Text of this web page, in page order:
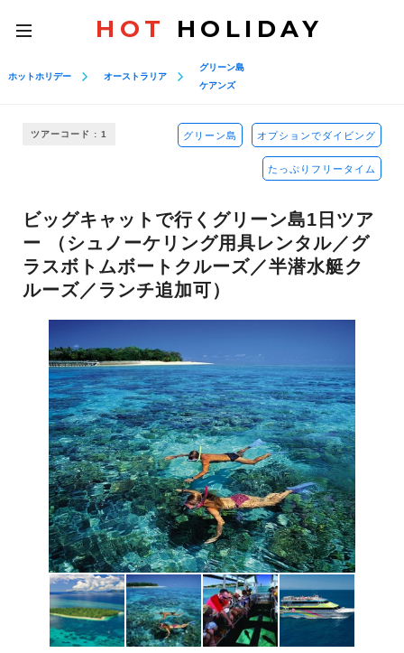
toggle
navigation
HOT HOLIDAY
ホットホリデー オーストラリア
グリーン島
ケアンズ
ツアーコード : 1 グリーン島 オプションでダイビング
たっぷりフリータイム
ビッグキャットで行くグリーン島1日ツア
ー （シュノーケリング用具レンタル／グ
ラスボトムボートクルーズ／半潜水艇ク
ルーズ／ランチ追加可）